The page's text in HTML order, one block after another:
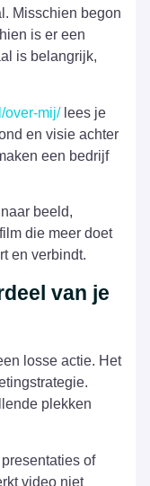
Misschien begon
is er een
is belangrijk,
over-mij/lees je
en visie achter
een bedrijf
beeld,
die meer doet
en verbindt.
van je
losse actie. Het
plekken
of
video niet